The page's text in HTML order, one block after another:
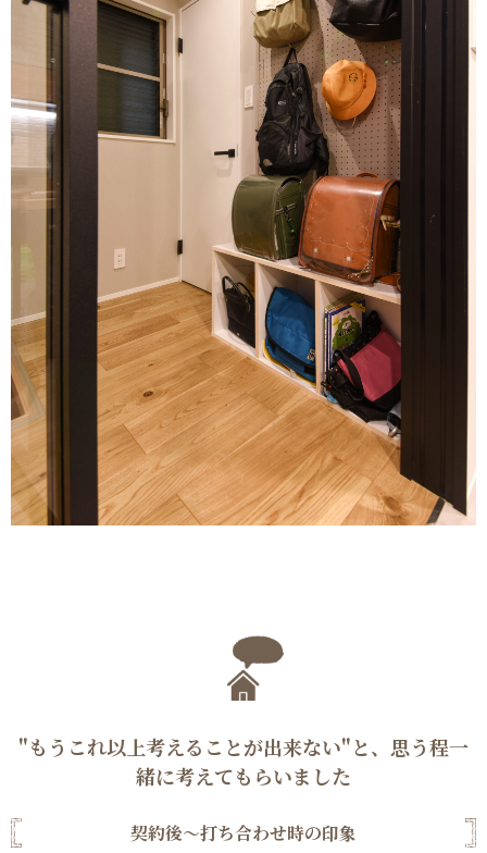
"もうこれ以上考えることが出来ない"と、思う程一
緒に考えてもらいました
契約後～打ち合わせ時の印象